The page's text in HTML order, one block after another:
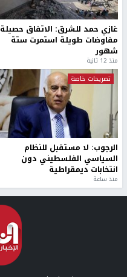
غازي حمد للشرق: الاتفاق حصيلة
مفاوضات طويلة استمرت ستة
شهور
منذ 12 ثانية
تصريحات خاصة
الرجوب: لا مستقبل للنظام
السياسي الفلسطيني دون
انتخابات ديمقراطية
منذ ساعة